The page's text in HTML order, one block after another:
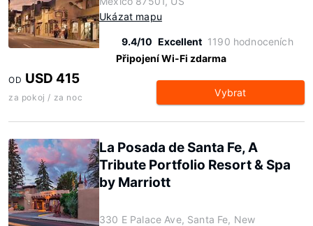
Ukázat mapu
9.4/10 Excellent 1190 hodnoceních
Připojení Wi-Fi zdarma
OD USD 415
za pokoj / za noc Vybrat
La Posada de Santa Fe, A
Tribute Portfolio Resort & Spa
by Marriott
330 E Palace Ave, Santa Fe, New